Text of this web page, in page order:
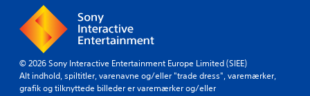
© 2026 Sony Interactive Entertainment Europe Limited (SIEE)
Alt indhold, spiltitler, varenavne og/eller "trade dress", varemærker,
grafik og tilknyttede billeder er varemærker og/eller